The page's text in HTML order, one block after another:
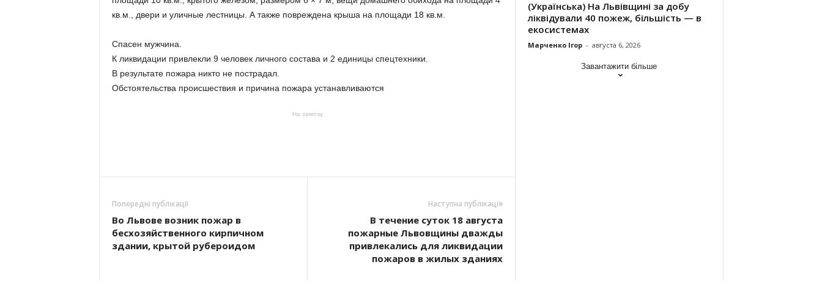
кв.м., двери и уличные лестницы. А также повреждена крыша на площади 18 кв.м.
Спасен мужчина.
К ликвидации привлекли 9 человек личного состава и 2 единицы спецтехники.
В результате пожара никто не пострадал.
Обстоятельства происшествия и причина пожара устанавливаются
На замітку
Попередні публікації
Во Львове возник пожар в
бесхозяйственного кирпичном
здании, крытой рубероидом
Наступна публікація
В течение суток 18 августа
пожарные Львовщины дважды
привлекались для ликвидации
пожаров в жилых зданиях
(Українська) На Львівщині за добу
ліквідували 40 пожеж, більшість — в
екосистемах
Марченко Ігор - августа 6, 2026
Завантажити більше